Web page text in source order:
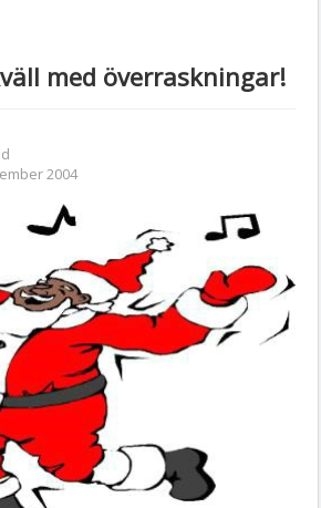
med överraskningar!
2004